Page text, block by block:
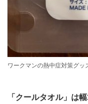
ワークマンの熱中症対策グ
「クールタオル」は